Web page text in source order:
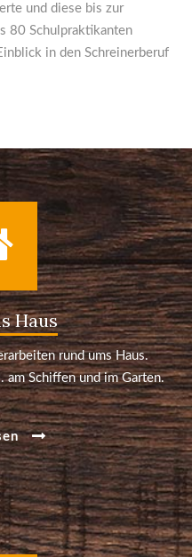
und diese bis zur
80 Schulpraktikanten
in den Schreinerberuf
Haus
rund ums Haus.
am Schiffen und im Garten.